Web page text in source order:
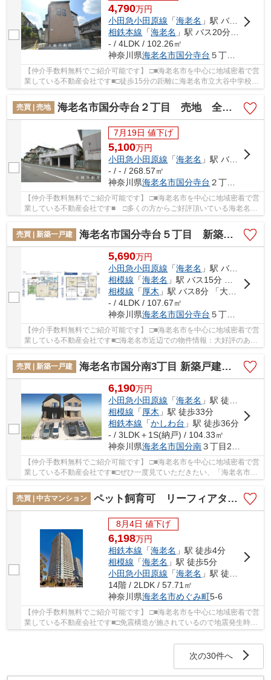
4,790万円
小田急小田原線 「海老名 」駅 バス20分 「国分寺台第９」 停歩2分
相鉄本線 「海老名 」駅 バス20分 「国分寺台第９」 停歩2分
- / 4LDK / 102.26㎡
神奈川県海老名市国分寺台 ５丁目8-25
【仲介手数料無料でご紹介可能です】 □■海老名市を中心に地域密着で営
業している不動産会社です■□徒歩15分の距離に海老名市立大谷中学校が
あるのも魅力。床下からの湿気もシャットアウ...
売買 | 売地
海老名市国分寺台２丁目 売地 全１区画 【仲介手数料無料】
7月19日 値下げ
5,100万円
小田急小田原線 「海老名 」駅 バス8分 「国分寺台第５」 停歩3分
- / - / 268.57㎡
神奈川県海老名市国分寺台 ２丁目9-6
【仲介手数料無料でご紹介可能です】 □■海老名市を中心に地域密着で営
業している不動産会社です■ □多くの方からご好評頂いている海老名市
売買 | 新築一戸建
海老名市国分寺台５丁目 新築戸建て 全１棟【仲介手数料無料】
5,690万円
小田急小田原線 「海老名 」駅 バス15分 「国分寺台第８」 停歩5分
相模線 「海老名 」駅 バス15分 「国分寺台第８」 停歩5分
相模線 「厚木 」駅 バス8分 「大谷公民館（神奈川県）」 停歩15分
- / 4LDK / 107.67㎡
神奈川県海老名市国分寺台 ５丁目3-13
【仲介手数料無料でご紹介可能です】 □■海老名市を中心に地域密着で営
業している不動産会社です■□海老名市近辺での物件情報：大好評のあの
売買 | 新築一戸建
海老名市国分南3丁目 新築戸建て 全2棟【仲介手数料無料】
6,190万円
小田急小田原線 「海老名 」駅 徒歩14分
相模線 「厚木 」駅 徒歩33分
相鉄本線 「かしわ台 」駅 徒歩36分
- / 3LDK＋1S(納戸) / 104.33㎡
神奈川県海老名市国分南３丁目28-9
【仲介手数料無料でご紹介可能です】 □■海老名市を中心に地域密着で営
業している不動産会社です■□ぜひ一度見ていただきたい、「海老名市国
売買 | 中古マンション
ペット飼育可 リーフィアタワー海老名ブリスコート 14階2LDKリフォーム済み【仲介手数料無料】
8月4日 値下げ
6,198万円
相鉄本線 「海老名 」駅 徒歩4分
相模線 「海老名 」駅 徒歩5分
小田急小田原線 「海老名 」駅 徒歩4分
14階 / 2LDK / 57.71㎡
神奈川県海老名市めぐみ町5-6
【仲介手数料無料でご紹介可能です】 □■海老名市を中心に地域密着で営
業している不動産会社です■□免震構造が施されているので地震発生時も
ダメージが少ないです。中古でありながら、綺...
次の30件へ